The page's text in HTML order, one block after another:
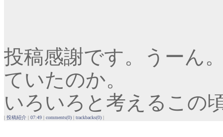
投稿感謝です。うーん
ていたのか。
いろいろと考えるこの
| 投稿紹介 | 07:49 | comments(0) | trackbacks(0) |